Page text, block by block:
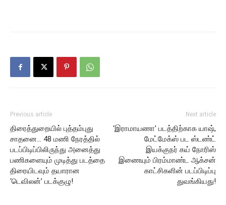
Previous article
திரைத்துறையில் புத்தம்புது
சாதனை… 48 மணி நேரத்தில்
படப்பிடிப்பிலிருந்து அனைத்து
பணிகளையும் முடித்து படத்தை
திரையிடவும் தயாரான
‘டெவிலன்’ படக்குழு!
Next article
‘இராமாயணா’ படத்திற்காக யாஷ்,
மேட்மேக்ஸ் பட ஸ்டண்ட்
இயக்குநர் கய் நோரிஸ்
இணையும் பிரம்மாண்ட ஆக்சன்
காட்சிகளின் படப்பிடிப்பு
துவங்கியது!